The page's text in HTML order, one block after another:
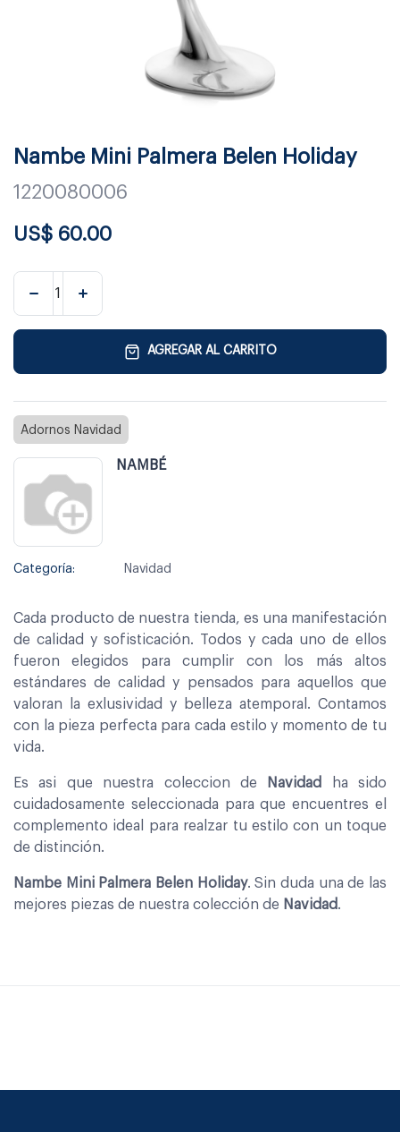
Nambe Mini Palmera Belen Holiday
1220080006
US$ 60.00
AGREGAR AL CARRITO
Adornos Navidad
NAMBÉ
Categoría: Navidad
Cada producto de nuestra tienda, es una manifestación
de calidad y sofisticación. Todos y cada uno de ellos
fueron elegidos para cumplir con los más altos
estándares de calidad y pensados para aquellos que
valoran la exlusividad y belleza atemporal. Contamos
con la pieza perfecta para cada estilo y momento de tu
vida.
Es asi que nuestra coleccion de Navidad
ha sido
cuidadosamente seleccionada para que encuentres el
complemento ideal para realzar tu estilo con un toque
de distinción.
Nambe Mini Palmera Belen Holiday. Sin duda una de las
mejores piezas de nuestra colección de Navidad.